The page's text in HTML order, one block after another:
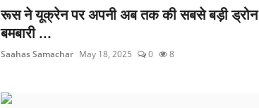
रूस ने यूक्रेन पर अपनी अब तक की सबसे बड़ी ड्रोन
बमबारी ...
Saahas Samachar May 18, 2025 0 8